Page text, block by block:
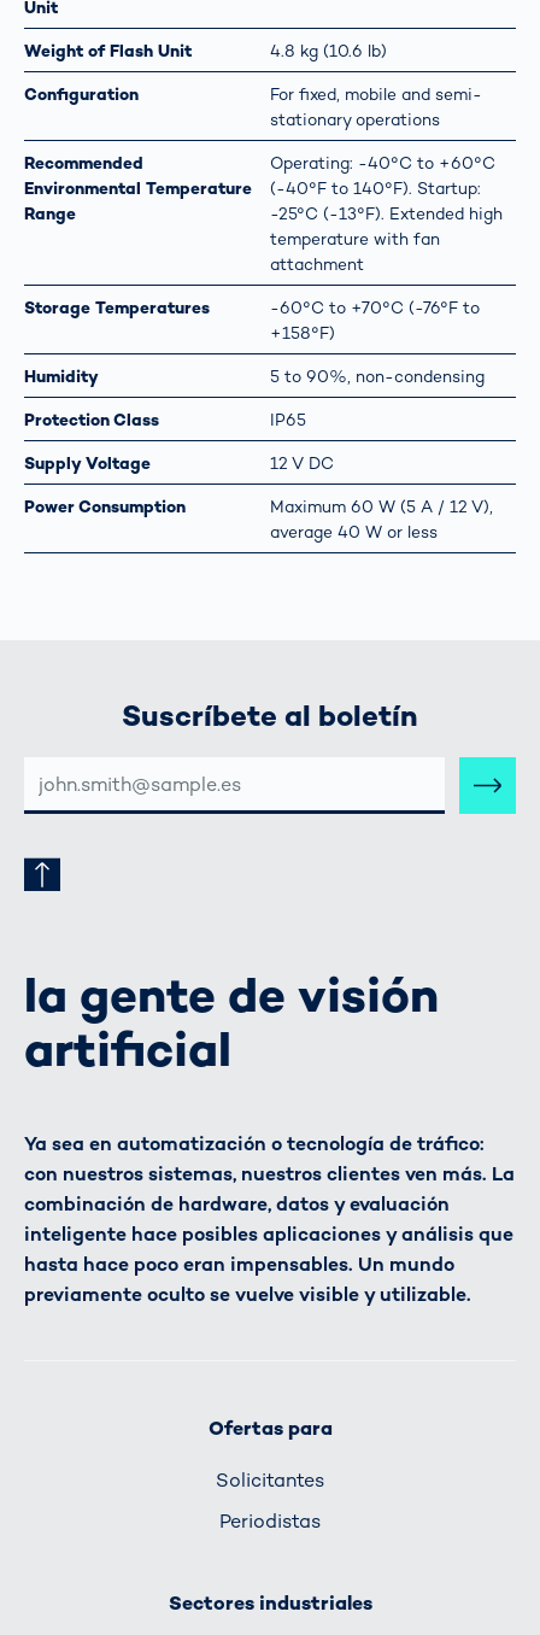
Unit
Weight of Flash Unit 4.8 kg (10.6 lb)
Configuration
For fixed, mobile and semi-
stationary operations
Recommended
Environmental Temperature
Range
Operating: -40°C to +60°C
(-40°F to 140°F). Startup:
-25°C (-13°F). Extended high
temperature with fan
attachment
Storage Temperatures
-60°C to +70°C (-76°F to
+158°F)
Humidity 5 to 90%, non-condensing
Protection Class IP65
Supply Voltage 12 V DC
Power Consumption
Maximum 60 W (5 A / 12 V),
average 40 W or less
Suscríbete al boletín
CORREO
la gente de visión
artificial
Ya sea en automatización o tecnología de tráfico:
con nuestros sistemas, nuestros clientes ven más. La
combinación de hardware, datos y evaluación
inteligente hace posibles aplicaciones y análisis que
hasta hace poco eran impensables. Un mundo
previamente oculto se vuelve visible y utilizable.
Ofertas para
Solicitantes
Periodistas
Sectores industriales